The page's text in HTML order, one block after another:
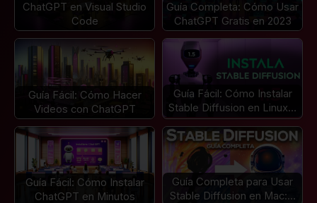
ChatGPT en Visual Studio
Code
Guía Completa: Cómo Usar
ChatGPT Gratis en 2023
Guía Fácil: Cómo Hacer
Videos con ChatGPT
Guía Fácil: Cómo Instalar
Stable Diffusion en Linux…
Guía Fácil: Cómo Instalar
ChatGPT en Minutos
Guía Completa para Usar
Stable Diffusion en Mac:…